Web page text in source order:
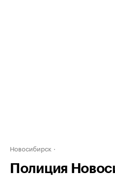
Новосибирск
Полиция